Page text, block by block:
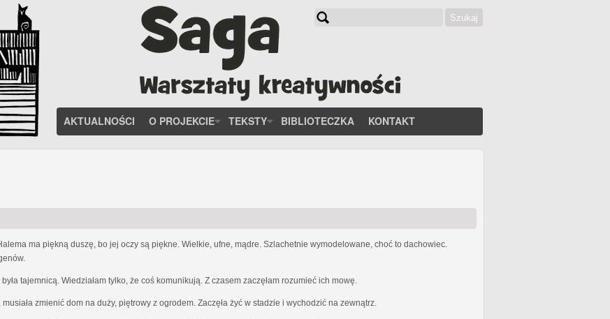
Szukaj
AKTUALNOŚCI O PROJEKCIE TEKSTY BIBLIOTECZKA KONTAKT
ma piękną duszę, bo jej oczy są piękne. Wielkie, ufne, mądre. Szlachetnie wymodelowane, choć to dachowiec.
tajemnicą. Wiedziałam tylko, że coś komunikują. Z czasem zaczęłam rozumieć ich mowę.
zmienić dom na duży, piętrowy z ogrodem. Zaczęła żyć w stadzie i wychodzić na zewnątrz.